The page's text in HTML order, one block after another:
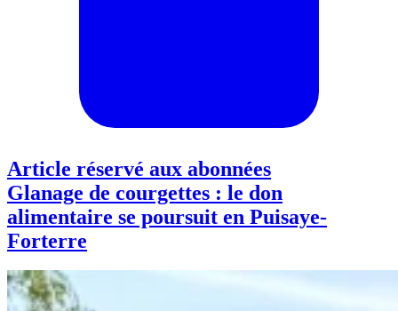
Article réservé aux abonnées
Glanage de courgettes : le don
alimentaire se poursuit en Puisaye-
Forterre